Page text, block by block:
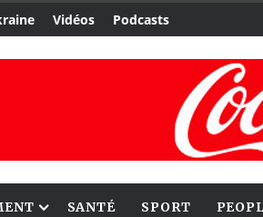
Vidéos Podcasts
SANTÉ SPORT